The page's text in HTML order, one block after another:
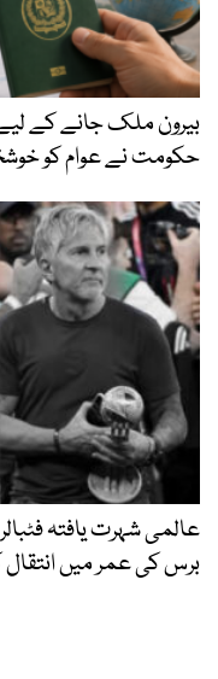
حکومت نے عوام کو
برس کی عمر میں